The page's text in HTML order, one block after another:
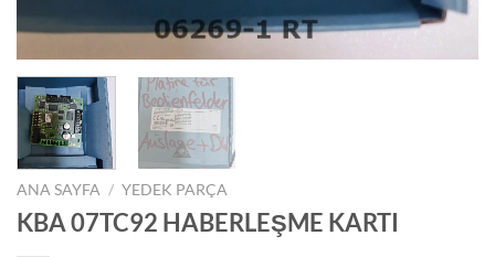
ANA SAYFA / YEDEK PARÇA
KBA 07TC92 HABERLEŞME KARTI